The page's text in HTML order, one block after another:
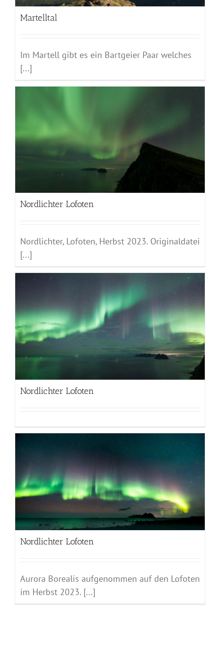
Martelltal
Im Martell gibt es ein Bartgeier Paar welches
[...]
Nordlichter Lofoten
Nordlichter, Lofoten, Herbst 2023. Originaldatei
[...]
Nordlichter Lofoten
Nordlichter Lofoten
Aurora Borealis aufgenommen auf den Lofoten
im Herbst 2023. [...]